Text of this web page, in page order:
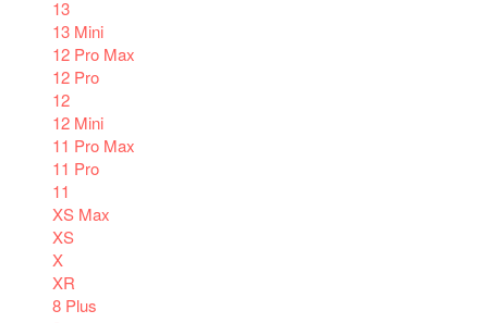
13
13 Mini
12 Pro Max
12 Pro
12
12 Mini
11 Pro Max
11 Pro
11
XS Max
XS
X
XR
8 Plus